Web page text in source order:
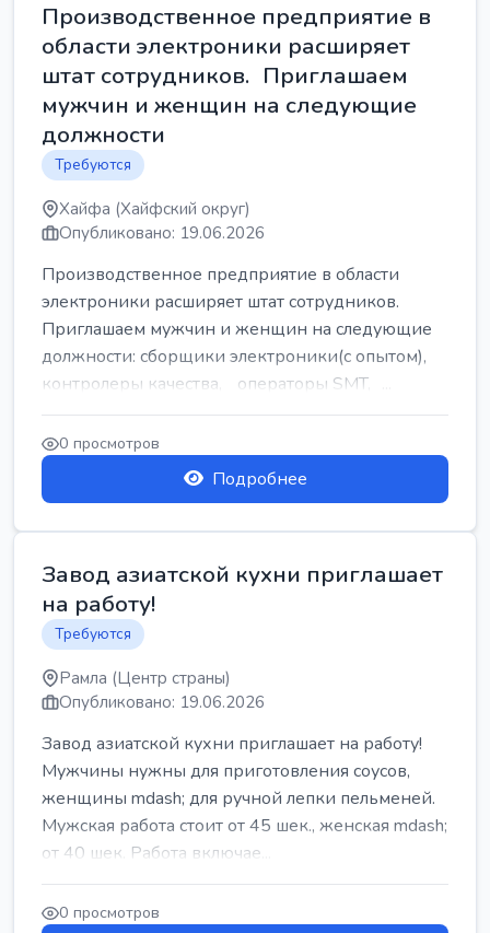
Производственное предприятие в
области электроники расширяет
штат сотрудников. Приглашаем
мужчин и женщин на следующие
должности
Требуются
Хайфа (Хайфский округ)
Опубликовано: 19.06.2026
Производственное предприятие в области
электроники расширяет штат сотрудников.
Приглашаем мужчин и женщин на следующие
должности: сборщики электроники(с опытом),
контролеры качества, операторы SMT, ...
0 просмотров
Подробнее
Завод азиатской кухни приглашает
на работу!
Требуются
Рамла (Центр страны)
Опубликовано: 19.06.2026
Завод азиатской кухни приглашает на работу!
Мужчины нужны для приготовления соусов,
женщины mdash; для ручной лепки пельменей.
Мужская работа стоит от 45 шек., женская mdash;
от 40 шек. Работа включае...
0 просмотров